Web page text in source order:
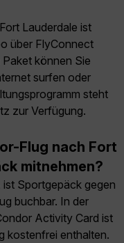
Lauderdale ist
über FlyConnect
können Sie
surfen oder
steht
zur Verfügung.
Flug nach Fort
mitnehmen?
Sportgepäck gegen
buchbar. In der
Activity Card ist
kostenfrei enthalten.